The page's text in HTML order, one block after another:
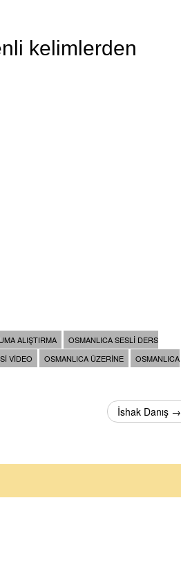
kelimlerden
ALIŞTIRMA
OSMANLICA SESLI DERS
VIDEO OSMANLICA ÜZERINE
OSMANLICA
İshak Danış →